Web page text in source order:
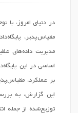
در دنیای امروز، با
مقیاس‌پذیر،
مدیریت داده‌های
اساسی در این
بر عملکرد،
این گزارش، به
توزیع‌شده از جمله